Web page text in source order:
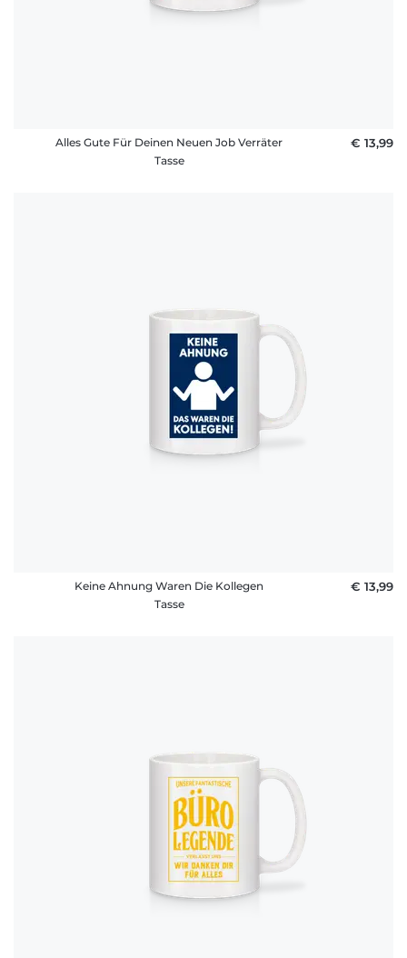
Alles Gute Für Deinen Neuen Job Verräter
Tasse
€ 13,99
Keine Ahnung Waren Die Kollegen
Tasse
€ 13,99